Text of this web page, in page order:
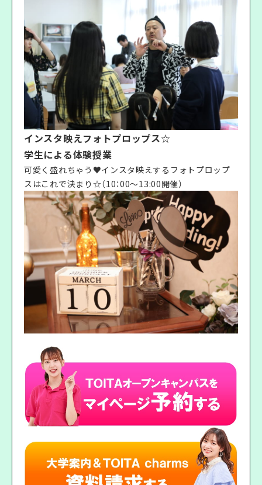
インスタ映えフォトプロップス☆
学生による体験授業
可愛く盛れちゃう♥インスタ映えするフォトプロップ
スはこれで決まり☆（10：00〜13:00開催）